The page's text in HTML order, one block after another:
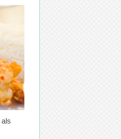
als